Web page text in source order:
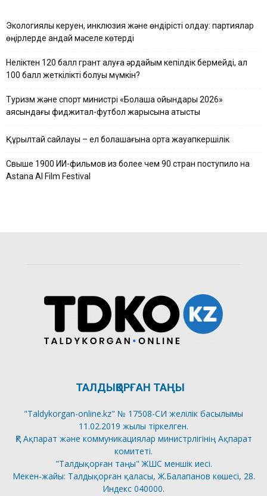
Экологиялық керуен, инклюзия және өндірісті қолдау: партиялар
өңірлерде қандай мәселе көтерді
Неліктен 120 балл грант алуға әрдайым кепілдік бермейді, ал
100 балл жеткілікті болуы мүмкін?
Туризм және спорт министрі «Болашақ ойындары 2026»
аясындағы фиджитал-футбол жарысына қатысты
Құрылтай сайлауы – ел болашағына ортақ жауапкершілік
Свыше 1900 ИИ-фильмов из более чем 90 стран поступило на
Astana AI Film Festival
ТАЛДЫҚОРҒАН ТАҢЫ
"Taldykorgan-online.kz" № 17508-СИ желілік басылымы
11.02.2019 жылы тіркелген.
ҚР Ақпарат және коммуникациялар министрлігінің Ақпарат
комитеті.
"Талдықорған таңы" ЖШС меншік иесі.
Мекен-жайы: Талдықорған қаласы, Ж.Балапанов көшесі, 28.
Индекс 040000.